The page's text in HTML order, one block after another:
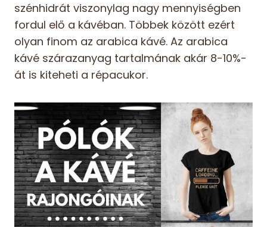
szénhidrát viszonylag nagy mennyiségben
fordul elő a kávéban. Többek között ezért
olyan finom az arabica kávé. Az arabica
kávé szárazanyag tartalmának akár 8-10%-
át is kiteheti a répacukor.